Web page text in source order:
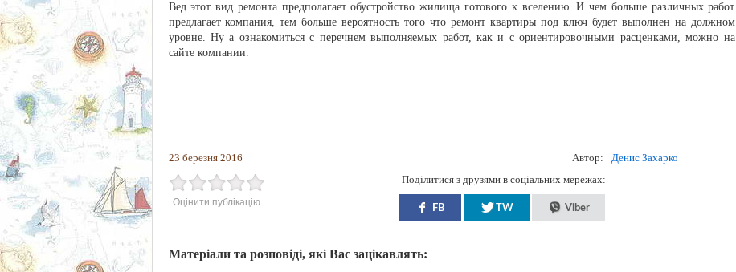
Вед этот вид ремонта предполагает обустройство жилища готового к вселению. И чем больше различных работ
предлагает компания, тем больше вероятность того что ремонт квартиры под ключ будет выполнен на должном
уровне. Ну а ознакомиться с перечнем выполняемых работ, как и с ориентировочными расценками, можно на
сайте компании.
23 березня 2016 Автор: Денис Захарко
Оцінити публікацію
Поділитися з друзями в соціальних мережах:
FB TW Viber
Матеріали та розповіді, які Вас зацікавлять: